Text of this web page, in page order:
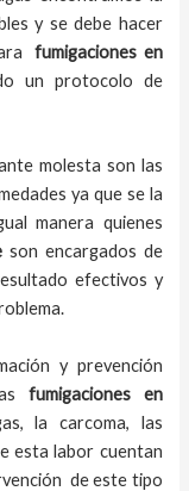
y se debe hacer
fumigaciones en
un protocolo de
molesta son las
ya que se la
manera quienes
son encargados de
efectivos y
y prevención
fumigacionesen
la carcoma, las
esta labor cuentan
de este tipo